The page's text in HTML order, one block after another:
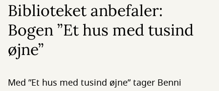
Biblioteket anbefaler:
Bogen ”Et hus med tusind
øjne”
Med ”Et hus med tusind øjne” tager Benni